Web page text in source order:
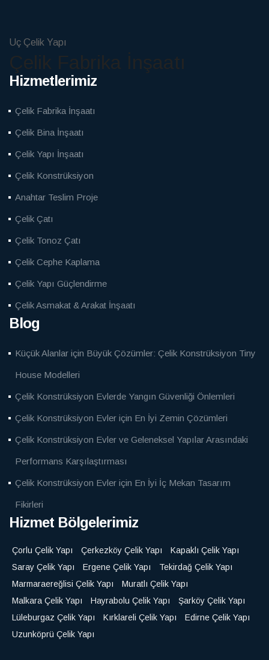
Uç Çelik Yapı
Çelik Fabrika İnşaatı
Hizmetlerimiz
Çelik Fabrika İnşaatı
Çelik Bina İnşaatı
Çelik Yapı İnşaatı
Çelik Konstrüksiyon
Anahtar Teslim Proje
Çelik Çatı
Çelik Tonoz Çatı
Çelik Cephe Kaplama
Çelik Yapı Güçlendirme
Çelik Asmakat & Arakat İnşaatı
Blog
Küçük Alanlar için Büyük Çözümler: Çelik Konstrüksiyon Tiny
House Modelleri
Çelik Konstrüksiyon Evlerde Yangın Güvenliği Önlemleri
Çelik Konstrüksiyon Evler için En İyi Zemin Çözümleri
Çelik Konstrüksiyon Evler ve Geleneksel Yapılar Arasındaki
Performans Karşılaştırması
Çelik Konstrüksiyon Evler için En İyi İç Mekan Tasarım
Fikirleri
Hizmet Bölgelerimiz
Çorlu Çelik Yapı Çerkezköy Çelik Yapı
Kapaklı Çelik Yapı
Saray Çelik Yapı
Ergene Çelik Yapı
Tekirdağ Çelik Yapı
Marmaraereğlisi Çelik Yapı
Muratlı Çelik Yapı
Malkara Çelik Yapı
Hayrabolu Çelik Yapı
Şarköy Çelik Yapı
Lüleburgaz Çelik Yapı
Kırklareli Çelik Yapı
Edirne Çelik Yapı
Uzunköprü Çelik Yapı